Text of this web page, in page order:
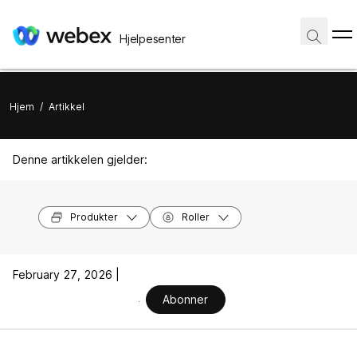
Hjelpesenter
Hjem / Artikkel
Denne artikkelen gjelder:
Produkter Roller
February 27, 2026 |
Abonner